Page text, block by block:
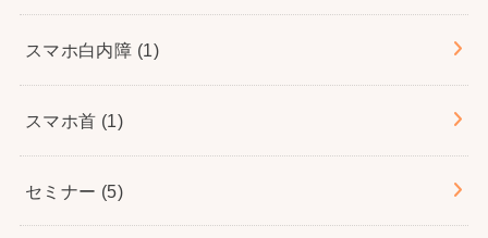
スマホ白内障 (1)
スマホ首 (1)
セミナー (5)